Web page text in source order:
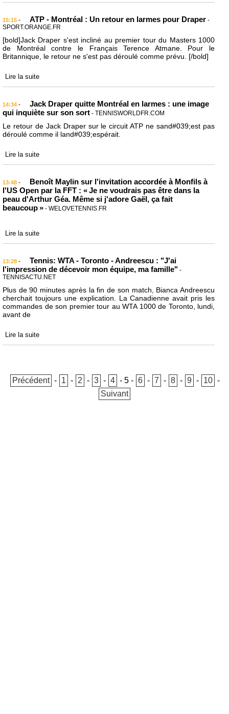
15:15 - ATP - Montréal : Un retour en larmes pour Draper -
SPORT.ORANGE.FR
[bold]Jack Draper s'est incliné au premier tour du Masters 1000
de Montréal contre le Français Terence Atmane. Pour le
Britannique, le retour ne s'est pas déroulé comme prévu. [/bold]
Lire la suite
14:34 -
Jack Draper quitte Montréal en larmes : une image
qui inquiète sur son sort - TENNISWORLDFR.COM
Le retour de Jack Draper sur le circuit ATP ne sand#039;est pas
déroulé comme il land#039;espérait.
Lire la suite
13:48 -
Benoît Maylin sur l'invitation accordée à Monfils à
l'US Open par la FFT : « Je ne voudrais pas être dans la
peau d'Arthur Géa. Même si j'adore Gaël, ça fait
beaucoup » - WELOVETENNIS.FR
Lire la suite
13:28 -
Tennis: WTA - Toronto - Andreescu : "J'ai
l'impression de décevoir mon équipe, ma famille" -
TENNISACTU.NET
Plus de 90 minutes après la fin de son match, Bianca Andreescu
cherchait toujours une explication. La Canadienne avait pris les
commandes de son premier tour au WTA 1000 de Toronto, lundi,
avant de
Lire la suite
Précédent - 1 - 2 - 3 - 4 - 5- 6 - 7 - 8 - 9 - 10 -
Suivant